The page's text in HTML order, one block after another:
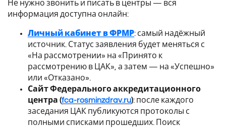
Не нужно звонить и писать в центры — вся
информация доступна онлайн:
Личный кабинет в ФРМР: самый надёжный
источник. Статус заявления будет меняться с
«На рассмотрении» на «Принято к
рассмотрению в ЦАК», а затем — на «Успешно»
или «Отказано».
Сайт Федерального аккредитационного
центра (fca-rosminzdrav.ru): после каждого
заседания ЦАК публикуются протоколы с
полными списками прошедших. Поиск